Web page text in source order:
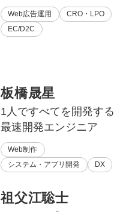
Web広告運用
CRO・LPO
EC/D2C
板橋晟星
1人ですべてを開発する
最速開発エンジニア
Web制作
システム・アプリ開発
DX
祖父江聡士